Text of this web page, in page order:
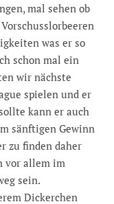
mal sehen ob
was er so
schon mal ein
wir nächste
spielen und er
kann er auch
sänftigen Gewinn
zu finden daher
vor allem im
sein.
Dickerchen